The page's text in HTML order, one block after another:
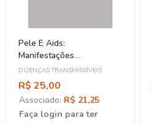
Pele E Aids:
Manifestações
Dermatológicas Na
Síndrome Da
Imunodeficiência Adquirida
DOENÇAS TRANSMISSÍVEIS
R$ 25,00
Associado: R$ 21,25
Faça login para ter